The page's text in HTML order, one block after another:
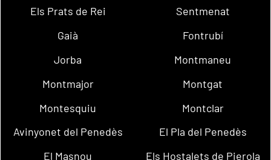
Els Prats de Rei
Sentmenat
Gaià
Fontrubí
Jorba
Montmaneu
Montmajor
Montgat
Montesquiu
Montclar
Avinyonet del Penedès
El Pla del Penedès
El Masnou
Els Hostalets de Pierola